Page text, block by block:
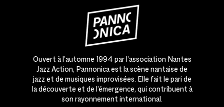
Ouvert à l’automne 1994 par l’association Nantes
Jazz Action, Pannonica est la scène nantaise de
jazz et de musiques improvisées. Elle fait le pari de
la découverte et de l’émergence, qui contribuent à
son rayonnement international.